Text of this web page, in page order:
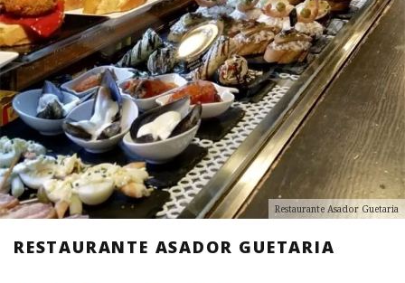
Restaurante Asador Guetaria
RESTAURANTE ASADOR GUETARIA